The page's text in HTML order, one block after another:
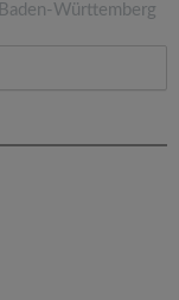
Baden-Württemberg